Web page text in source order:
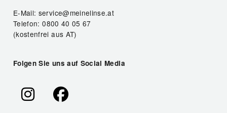
E-Mail: service@meinelinse.at
Telefon: 0800 40 05 67
(kostenfrei aus AT)
Folgen Sie uns auf Social Media